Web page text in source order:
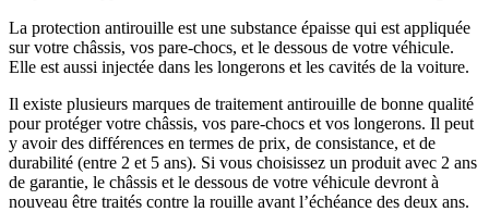
La protection antirouille est une substance épaisse qui est appliquée
sur votre châssis, vos pare-chocs, et le dessous de votre véhicule.
Elle est aussi injectée dans les longerons et les cavités de la voiture.
Il existe plusieurs marques de traitement antirouille de bonne qualité
pour protéger votre châssis, vos pare-chocs et vos longerons. Il peut
y avoir des différences en termes de prix, de consistance, et de
durabilité (entre 2 et 5 ans). Si vous choisissez un produit avec 2 ans
de garantie, le châssis et le dessous de votre véhicule devront à
nouveau être traités contre la rouille avant l’échéance des deux ans.